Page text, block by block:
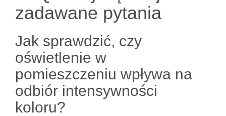
zadawane pytania
Jak sprawdzić, czy
oświetlenie w
pomieszczeniu wpływa na
odbiór intensywności
koloru?